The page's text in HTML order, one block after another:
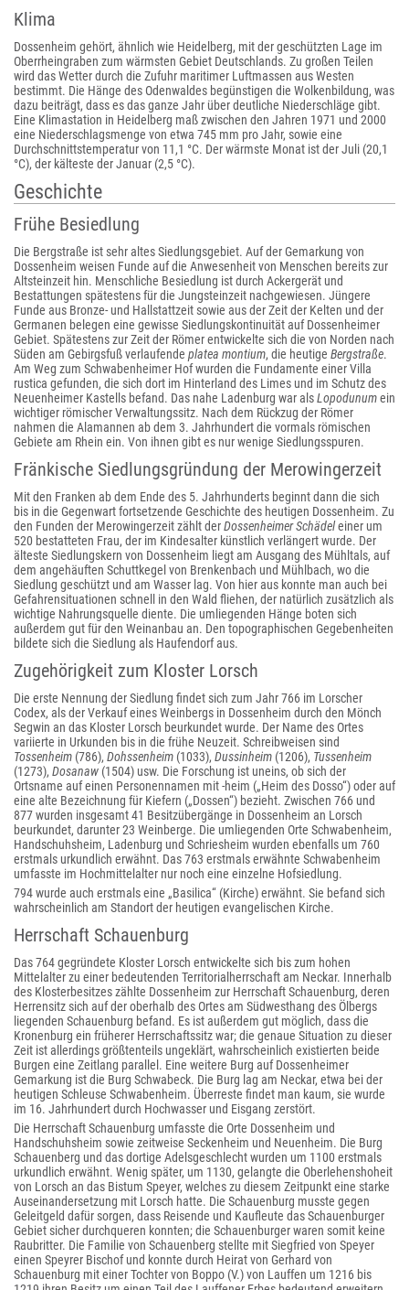
Klima
Dossenheim gehört, ähnlich wie Heidelberg, mit der geschützten Lage im
Oberrheingraben zum wärmsten Gebiet Deutschlands. Zu großen Teilen
wird das Wetter durch die Zufuhr maritimer Luftmassen aus Westen
bestimmt. Die Hänge des Odenwaldes begünstigen die Wolkenbildung, was
dazu beiträgt, dass es das ganze Jahr über deutliche Niederschläge gibt.
Eine Klimastation in Heidelberg maß zwischen den Jahren 1971 und 2000
eine Niederschlagsmenge von etwa 745 mm pro Jahr, sowie eine
Durchschnittstemperatur von 11,1 °C. Der wärmste Monat ist der Juli (20,1
°C), der kälteste der Januar (2,5 °C).
Geschichte
Frühe Besiedlung
Die Bergstraße ist sehr altes Siedlungsgebiet. Auf der Gemarkung von
Dossenheim weisen Funde auf die Anwesenheit von Menschen bereits zur
Altsteinzeit hin. Menschliche Besiedlung ist durch Ackergerät und
Bestattungen spätestens für die Jungsteinzeit nachgewiesen. Jüngere
Funde aus Bronze- und Hallstattzeit sowie aus der Zeit der Kelten und der
Germanen belegen eine gewisse Siedlungskontinuität auf Dossenheimer
Gebiet. Spätestens zur Zeit der Römer entwickelte sich die von Norden nach
Süden am Gebirgsfuß verlaufende platea montium, die heutige Bergstraße.
Am Weg zum Schwabenheimer Hof wurden die Fundamente einer Villa
rustica gefunden, die sich dort im Hinterland des Limes und im Schutz des
Neuenheimer Kastells befand. Das nahe Ladenburg war alsLopodunumein
wichtiger römischer Verwaltungssitz. Nach dem Rückzug der Römer
nahmen die Alamannen ab dem 3. Jahrhundert die vormals römischen
Gebiete am Rhein ein. Von ihnen gibt es nur wenige Siedlungsspuren.
Fränkische Siedlungsgründung der Merowingerzeit
Mit den Franken ab dem Ende des 5. Jahrhunderts beginnt dann die sich
bis in die Gegenwart fortsetzende Geschichte des heutigen Dossenheim. Zu
den Funden der Merowingerzeit zählt derDossenheimer Schädeleiner um
520 bestatteten Frau, der im Kindesalter künstlich verlängert wurde. Der
älteste Siedlungskern von Dossenheim liegt am Ausgang des Mühltals, auf
dem angehäuften Schuttkegel von Brenkenbach und Mühlbach, wo die
Siedlung geschützt und am Wasser lag. Von hier aus konnte man auch bei
Gefahrensituationen schnell in den Wald fliehen, der natürlich zusätzlich als
wichtige Nahrungsquelle diente. Die umliegenden Hänge boten sich
außerdem gut für den Weinanbau an. Den topographischen Gegebenheiten
bildete sich die Siedlung als Haufendorf aus.
Zugehörigkeit zum Kloster Lorsch
Die erste Nennung der Siedlung findet sich zum Jahr 766 im Lorscher
Codex, als der Verkauf eines Weinbergs in Dossenheim durch den Mönch
Segwin an das Kloster Lorsch beurkundet wurde. Der Name des Ortes
variierte in Urkunden bis in die frühe Neuzeit. Schreibweisen sind
Tossenheim (786), Dohssenheim (1033), Dussinheim (1206), Tussenheim
(1273), Dosanaw (1504) usw. Die Forschung ist uneins, ob sich der
Ortsname auf einen Personennamen mit -heim („Heim des Dosso“) oder auf
eine alte Bezeichnung für Kiefern („Dossen“) bezieht. Zwischen 766 und
877 wurden insgesamt 41 Besitzübergänge in Dossenheim an Lorsch
beurkundet, darunter 23 Weinberge. Die umliegenden Orte Schwabenheim,
Handschuhsheim, Ladenburg und Schriesheim wurden ebenfalls um 760
erstmals urkundlich erwähnt. Das 763 erstmals erwähnte Schwabenheim
umfasste im Hochmittelalter nur noch eine einzelne Hofsiedlung.
794 wurde auch erstmals eine „Basilica“ (Kirche) erwähnt. Sie befand sich
wahrscheinlich am Standort der heutigen evangelischen Kirche.
Herrschaft Schauenburg
Das 764 gegründete Kloster Lorsch entwickelte sich bis zum hohen
Mittelalter zu einer bedeutenden Territorialherrschaft am Neckar. Innerhalb
des Klosterbesitzes zählte Dossenheim zur Herrschaft Schauenburg, deren
Herrensitz sich auf der oberhalb des Ortes am Südwesthang des Ölbergs
liegenden Schauenburg befand. Es ist außerdem gut möglich, dass die
Kronenburg ein früherer Herrschaftssitz war; die genaue Situation zu dieser
Zeit ist allerdings größtenteils ungeklärt, wahrscheinlich existierten beide
Burgen eine Zeitlang parallel. Eine weitere Burg auf Dossenheimer
Gemarkung ist die Burg Schwabeck. Die Burg lag am Neckar, etwa bei der
heutigen Schleuse Schwabenheim. Überreste findet man kaum, sie wurde
im 16. Jahrhundert durch Hochwasser und Eisgang zerstört.
Die Herrschaft Schauenburg umfasste die Orte Dossenheim und
Handschuhsheim sowie zeitweise Seckenheim und Neuenheim. Die Burg
Schauenberg und das dortige Adelsgeschlecht wurden um 1100 erstmals
urkundlich erwähnt. Wenig später, um 1130, gelangte die Oberlehenshoheit
von Lorsch an das Bistum Speyer, welches zu diesem Zeitpunkt eine starke
Auseinandersetzung mit Lorsch hatte. Die Schauenburg musste gegen
Geleitgeld dafür sorgen, dass Reisende und Kaufleute das Schauenburger
Gebiet sicher durchqueren konnten; die Schauenburger waren somit keine
Raubritter. Die Familie von Schauenberg stellte mit Siegfried von Speyer
einen Speyrer Bischof und konnte durch Heirat von Gerhard von
Schauenburg mit einer Tochter von Boppo (V.) von Lauffen um 1216 bis